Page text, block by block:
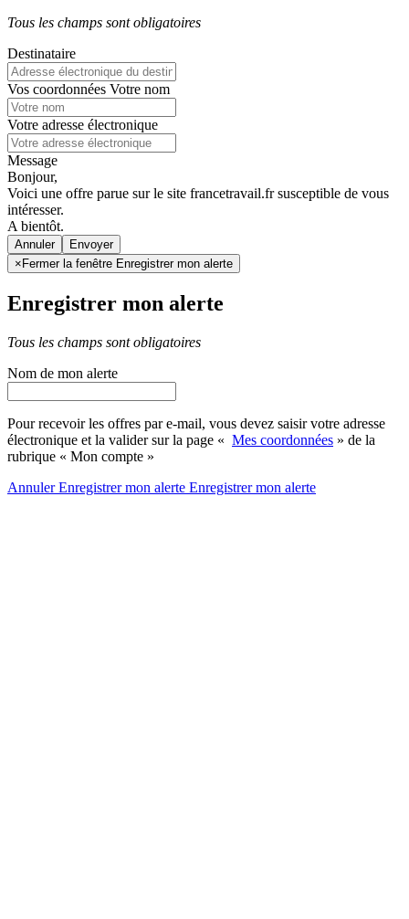
Tous les champs sont obligatoires
Destinataire
Vos coordonnées Votre nom
Votre adresse électronique
Message
Bonjour,
Voici une offre parue sur le site francetravail.fr susceptible de vous
intéresser.
A bientôt.
Annuler
× Fermer la fenêtre Enregistrer mon alerte
Enregistrer mon alerte
Tous les champs sont obligatoires
Nom de mon alerte
Pour recevoir les offres par e-mail, vous devez saisir votre adresse
électronique et la valider sur la page « Mes coordonnées » de la
rubrique « Mon compte »
AnnulerEnregistrer mon alerte Enregistrermon alerte